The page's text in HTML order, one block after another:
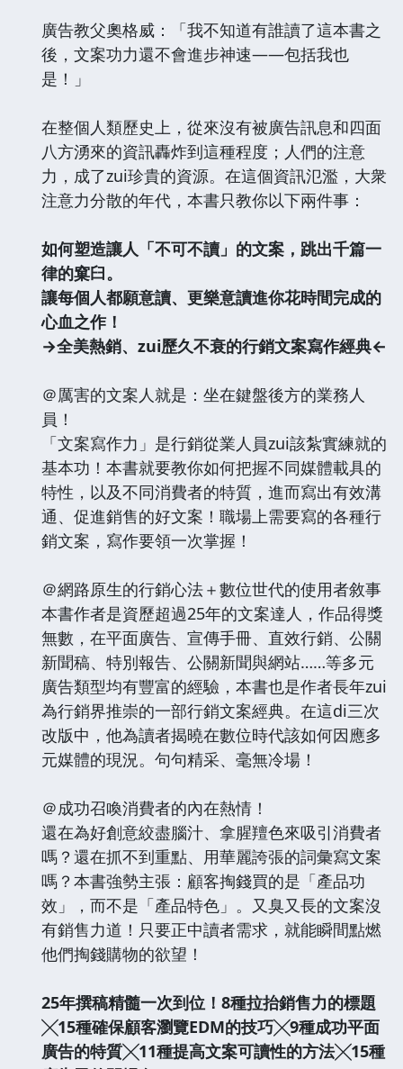
廣告教父奧格威：「我不知道有誰讀了這本書之
後，文案功力還不會進步神速——包括我也
是！」
在整個人類歷史上，從來沒有被廣告訊息和四面
八方湧來的資訊轟炸到這種程度；人們的注意
力，成了zui珍貴的資源。在這個資訊氾濫，大衆
注意力分散的年代，本書只教你以下兩件事：
如何塑造讓人「不可不讀」的文案，跳出千篇一
律的窠臼。
讓每個人都願意讀、更樂意讀進你花時間完成的
心血之作！
→全美熱銷、zui歷久不衰的行銷文案寫作經典←
＠厲害的文案人就是：坐在鍵盤後方的業務人
員！
「文案寫作力」是行銷從業人員zui該紮實練就的
基本功！本書就要教你如何把握不同媒體載具的
特性，以及不同消費者的特質，進而寫出有效溝
通、促進銷售的好文案！職場上需要寫的各種行
銷文案，寫作要領一次掌握！
＠網路原生的行銷心法＋數位世代的使用者敘事
本書作者是資歷超過25年的文案達人，作品得獎
無數，在平面廣告、宣傳手冊、直效行銷、公關
新聞稿、特別報告、公關新聞與網站……等多元
廣告類型均有豐富的經驗，本書也是作者長年zui
為行銷界推崇的一部行銷文案經典。在這di三次
改版中，他為讀者揭曉在數位時代該如何因應多
元媒體的現況。句句精采、毫無冷場！
＠成功召喚消費者的內在熱情！
還在為好創意絞盡腦汁、拿腥羶色來吸引消費者
嗎？還在抓不到重點、用華麗誇張的詞彙寫文案
嗎？本書強勢主張：顧客掏錢買的是「產品功
效」，而不是「產品特色」。又臭又長的文案沒
有銷售力道！只要正中讀者需求，就能瞬間點燃
他們掏錢購物的欲望！
25年撰稿精髓一次到位！8種拉抬銷售力的標題
╳15種確保顧客瀏覽EDM的技巧╳9種成功平面
廣告的特質╳11種提高文案可讀性的方法╳15種